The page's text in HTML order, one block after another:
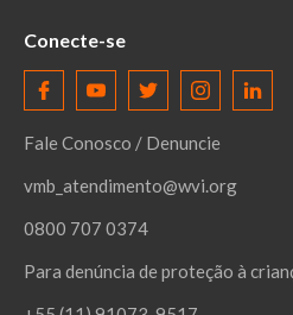
Conecte-se
Fale Conosco / Denuncie
vmb_atendimento@wvi.org
0800 707 0374
Para denúncia de proteção à